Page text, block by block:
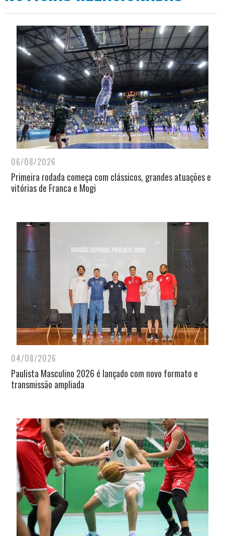
06/08/2026
Primeira rodada começa com clássicos, grandes atuações e
vitórias de Franca e Mogi
04/08/2026
Paulista Masculino 2026 é lançado com novo formato e
transmissão ampliada